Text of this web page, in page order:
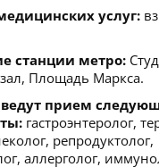
услуг:
станции метро:
Площадь Маркса.
прием
гастроэнтеролог,
репродуктолог,
аллерголог,